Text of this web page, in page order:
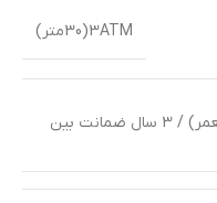
3ATM(30متر)
ضمانت اصالت کالا (مادام العمر) / 3 سال ضمانت بین